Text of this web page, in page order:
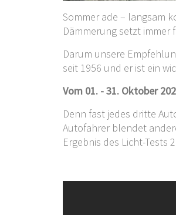
Sommer ade – langsam
Dämmerung setzt immer
Darum unsere
seit 1956 und er ist ein
Vom 01. - 31. Oktober
Denn fast jedes dritte
Autofahrer blendet
Ergebnis des Licht-Tests